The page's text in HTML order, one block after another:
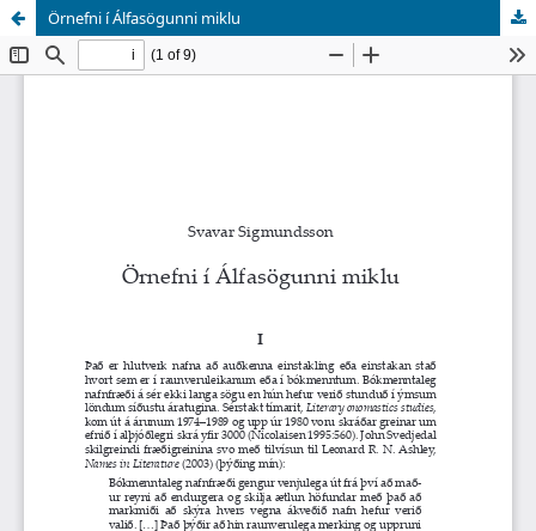
Örnefni í Álfasögunni miklu